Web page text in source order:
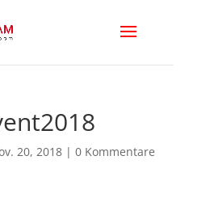
20, 2018| 0 Kommentare